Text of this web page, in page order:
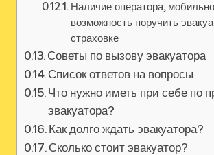
Наличие оператора,
возможность поручить
страховке
Советы по вызову эвакуатора
Список ответов на вопросы
Что нужно иметь при себе по
эвакуатора?
Как долго ждать эвакуатора?
Сколько стоит эвакуатор?